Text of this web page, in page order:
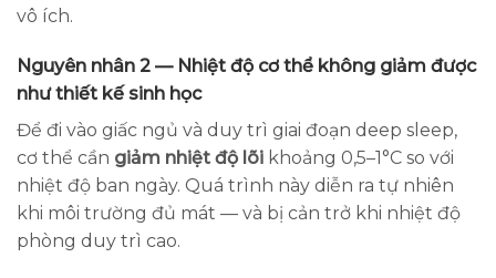
vô ích.
Nguyên nhân 2 — Nhiệt độ cơ thể không giảm được
như thiết kế sinh học
Để đi vào giấc ngủ và duy trì giai đoạn deep sleep,
cơ thể cần giảm nhiệt độ lõi khoảng 0,5–1°C so với
nhiệt độ ban ngày. Quá trình này diễn ra tự nhiên
khi môi trường đủ mát — và bị cản trở khi nhiệt độ
phòng duy trì cao.